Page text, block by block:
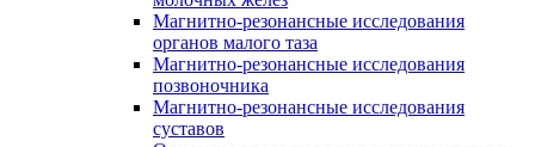
Магнитно-резонансные исследования
органов малого таза
Магнитно-резонансные исследования
позвоночника
Магнитно-резонансные исследования
суставов